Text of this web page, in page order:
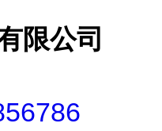
限公司